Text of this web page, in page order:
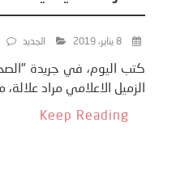
8 يناير، 2019 الجديد
الزميل الاعلامي مراد
Keep Reading